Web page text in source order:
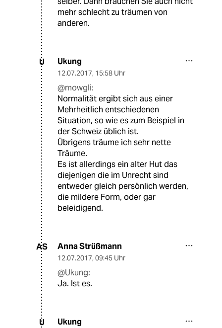
mehr schlecht zu träumen von
anderen.
U Ukung
12.07.2017, 15:58 Uhr
@mowgli:
Normalität ergibt sich aus einer
Mehrheitlich entschiedenen
Situation, so wie es zum Beispiel in
der Schweiz üblich ist.
Übrigens träume ich sehr nette
Träume.
Es ist allerdings ein alter Hut das
diejenigen die im Unrecht sind
entweder gleich persönlich werden,
die mildere Form, oder gar
beleidigend.
AS Anna Strüßmann
12.07.2017, 09:45 Uhr
@Ukung:
Ja. Ist es.
U Ukung